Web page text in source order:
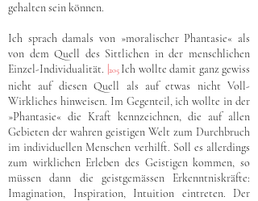
gehalten sein können.
Ich sprach damals von »moralischer Phantasie« als
von dem Quell des Sittlichen in der menschlichen
Einzel-Individualität. 205 Ich wollte damit ganz gewiss
nicht auf diesen Quell als auf etwas nicht Voll-
Wirkliches hinweisen. Im Gegenteil, ich wollte in der
»Phantasie« die Kraft kennzeichnen, die auf allen
Gebieten der wahren geistigen Welt zum Durchbruch
im individuellen Menschen verhilft. Soll es allerdings
zum wirklichen Erleben des Geistigen kommen, so
müssen dann die geistgemässen Erkenntniskräfte:
Imagination, Inspiration, Intuition eintreten. Der